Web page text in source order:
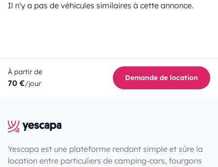
Il n'y a pas de véhicules similaires à cette annonce.
À partir de
70 €/jour
Demande de location
Yescapa est une plateforme rendant simple et sûre la
location entre particuliers de camping-cars, fourgons